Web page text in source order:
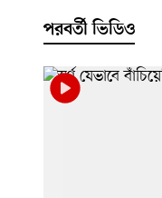
পরবর্তী ভিডিও